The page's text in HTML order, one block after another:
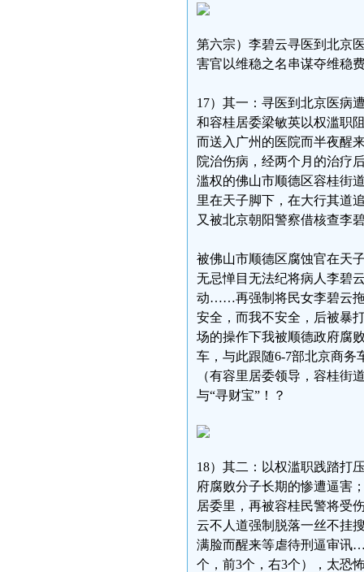
第六宗）李碧云寻医到北京
害官以维稳之名串谋夺维稳
17）其一：寻医到北京医病
和容桂居委梁敏英以权滥职
而送入广州的医院而半夜醒
院治伤病，经两个月的治疗
滥权的佛山市顺德区容桂街
里在天子脚下，在大行其道
又被北京朝阳警察借核查李
被佛山市顺德区腐蚀官在天
无忌惮目无法纪将病人李碧
动……再强制将民女李碧云
安全，而我不安全，后被暴
场的操作下我被顺德政府腐
车，与此跟随6-7部北京商务
（有容里居委领导，容桂街
与“寻财宝”！？
18）其二：以权滥职践踏打
府腐败分子长期的惨遭逼害
居委里，再被容桂民警将受
云不人道强制脱落一丝不挂
满脸而醒来等虐待刑逼审讯
个，前3个，右3个），太恐